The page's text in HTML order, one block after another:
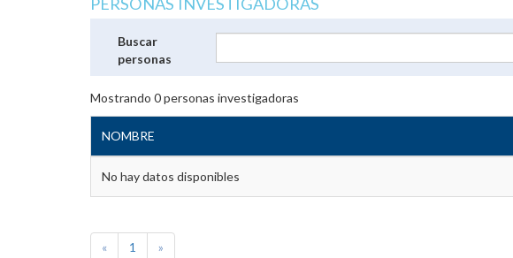
Buscar
personas
Mostrando 0personas investigadoras
NOMBRE
No hay datos disponibles
« 1 »